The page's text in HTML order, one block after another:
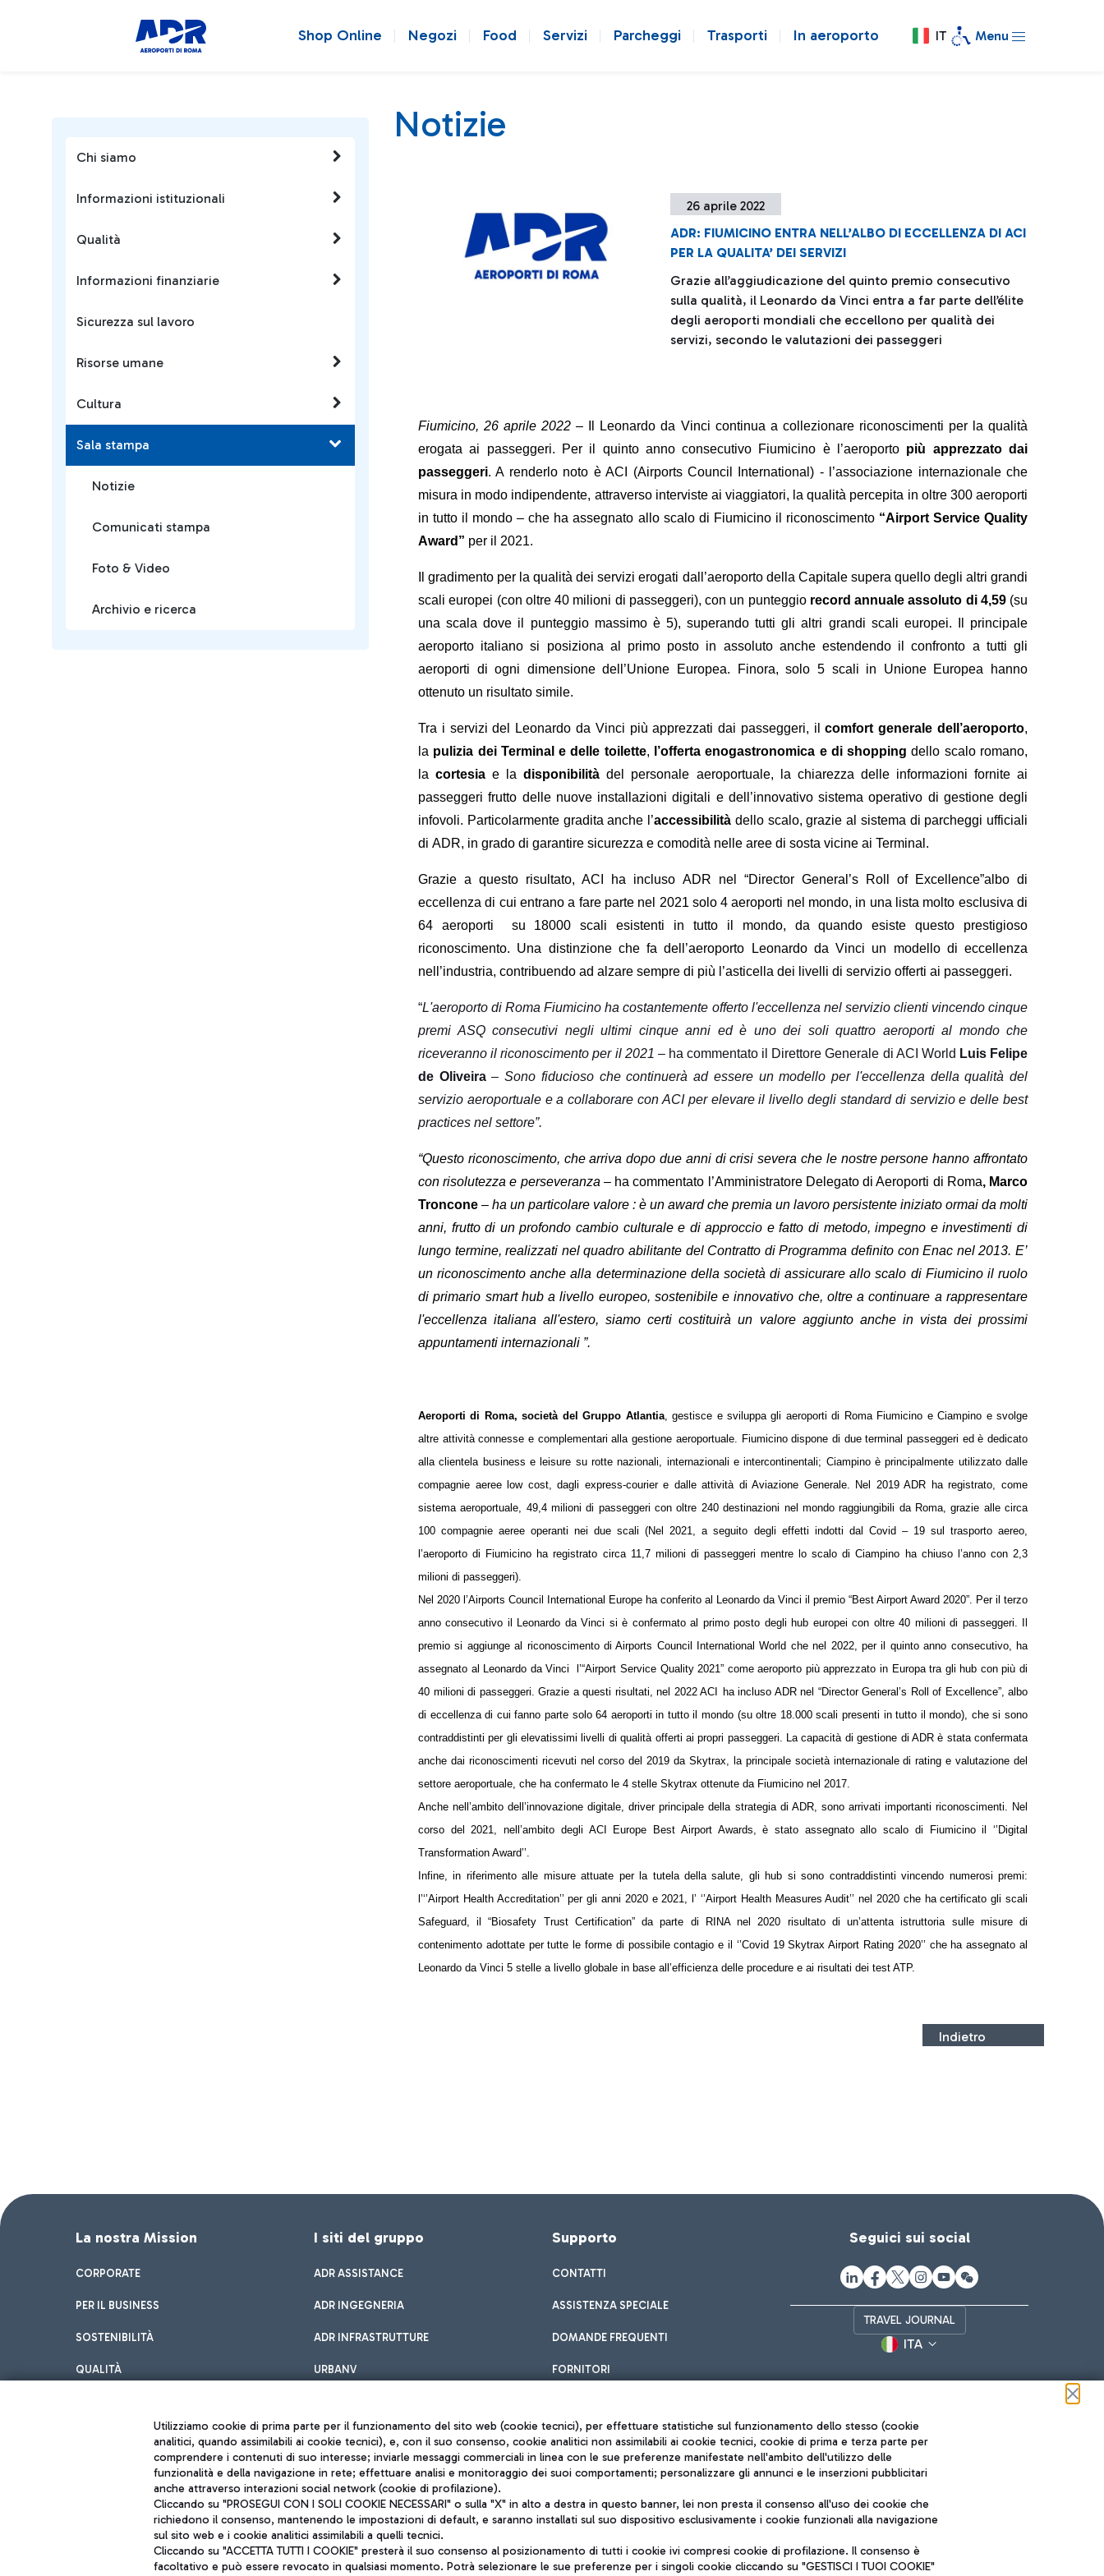
Shop Online Negozi Food Servizi Parcheggi Trasporti In aeroporto IT Menu
Chi siamo
Informazioni istituzionali
Qualità
Informazioni finanziarie
Sicurezza sul lavoro
Risorse umane
Cultura
Sala stampa
Notizie
Comunicati stampa
Foto & Video
Archivio e ricerca
Notizie
26 aprile 2022
ADR: FIUMICINO ENTRA NELL’ALBO DI ECCELLENZA DI ACI
PER LA QUALITA’ DEI SERVIZI
Grazie all’aggiudicazione del quinto premio consecutivo
sulla qualità, il Leonardo da Vinci entra a far parte dell’élite
degli aeroporti mondiali che eccellono per qualità dei
servizi, secondo le valutazioni dei passeggeri
Fiumicino, 26 aprile 2022 – Il Leonardo da Vinci continua a collezionare riconoscimenti per la qualità
erogata ai passeggeri. Per il quinto anno consecutivo Fiumicino è l’aeroporto più apprezzato dai
passeggeri. A renderlo noto è ACI (Airports Council International) - l’associazione internazionale che
misura in modo indipendente, attraverso interviste ai viaggiatori, la qualità percepita in oltre 300 aeroporti
in tutto il mondo – che ha assegnato allo scalo di Fiumicino il riconoscimento “Airport Service Quality
Award” per il 2021.
Il gradimento per la qualità dei servizi erogati dall’aeroporto della Capitale supera quello degli altri grandi
scali europei (con oltre 40 milioni di passeggeri), con un punteggio record annuale assoluto di 4,59 (su
una scala dove il punteggio massimo è 5), superando tutti gli altri grandi scali europei. Il principale
aeroporto italiano si posiziona al primo posto in assoluto anche estendendo il confronto a tutti gli
aeroporti di ogni dimensione dell’Unione Europea. Finora, solo 5 scali in Unione Europea hanno
ottenuto un risultato simile.
Tra i servizi del Leonardo da Vinci più apprezzati dai passeggeri, ilcomfort generale dell’aeroporto,
la pulizia dei Terminal e delle toilette, l’offerta enogastronomica e di shoppingdello scalo romano,
lacortesia e ladisponibilità del personale aeroportuale, la chiarezza delle informazioni fornite ai
passeggeri frutto delle nuove installazioni digitali e dell’innovativo sistema operativo di gestione degli
infovoli. Particolarmente gradita anche l’accessibilità dello scalo, grazie al sistema di parcheggi ufficiali
di ADR, in grado di garantire sicurezza e comodità nelle aree di sosta vicine ai Terminal.
Grazie a questo risultato, ACI ha incluso ADR nel “Director General’s Roll of Excellence”albo di
eccellenza di cui entrano a fare parte nel 2021 solo 4 aeroporti nel mondo, in una lista molto esclusiva di
64 aeroporti su 18000 scali esistenti in tutto il mondo, da quando esiste questo prestigioso
riconoscimento. Una distinzione che fa dell’aeroporto Leonardo da Vinci un modello di eccellenza
nell’industria, contribuendo ad alzare sempre di più l’asticella dei livelli di servizio offerti ai passeggeri.
“L'aeroporto di Roma Fiumicino ha costantemente offerto l'eccellenza nel servizio clienti vincendo cinque
premi ASQ consecutivi negli ultimi cinque anni ed è uno dei soli quattro aeroporti al mondo che
riceveranno il riconoscimento per il 2021 – ha commentato il Direttore Generale di ACI World Luis Felipe
de Oliveira–Sono fiducioso che continuerà ad essere un modello per l'eccellenza della qualità del
servizio aeroportuale e a collaborare con ACI per elevare il livello degli standard di servizio e delle best
practices nel settore”.
“Questo riconoscimento, che arriva dopo due anni di crisi severa che le nostre persone hanno affrontato
con risolutezza e perseveranza – ha commentato l’Amministratore Delegato di Aeroporti di Roma, Marco
Troncone – ha un particolare valore : è un award che premia un lavoro persistente iniziato ormai da molti
anni, frutto di un profondo cambio culturale e di approccio e fatto di metodo, impegno e investimenti di
lungo termine, realizzati nel quadro abilitante del Contratto di Programma definito con Enac nel 2013. E’
un riconoscimento anche alla determinazione della società di assicurare allo scalo di Fiumicino il ruolo
di primario smart hub a livello europeo, sostenibile e innovativo che, oltre a continuare a rappresentare
l'eccellenza italiana all'estero, siamo certi costituirà un valore aggiunto anche in vista dei prossimi
appuntamenti internazionali ”.
Aeroporti di Roma, società del Gruppo Atlantia, gestisce e sviluppa gli aeroporti di Roma Fiumicino e Ciampino e svolge
altre attività connesse e complementari alla gestione aeroportuale. Fiumicino dispone di due terminal passeggeri ed è dedicato
alla clientela business e leisure su rotte nazionali, internazionali e intercontinentali; Ciampino è principalmente utilizzato dalle
compagnie aeree low cost, dagli express-courier e dalle attività di Aviazione Generale. Nel 2019 ADR ha registrato, come
sistema aeroportuale, 49,4 milioni di passeggeri con oltre 240 destinazioni nel mondo raggiungibili da Roma, grazie alle circa
100 compagnie aeree operanti nei due scali (Nel 2021, a seguito degli effetti indotti dal Covid – 19 sul trasporto aereo,
l’aeroporto di Fiumicino ha registrato circa 11,7 milioni di passeggeri mentre lo scalo di Ciampino ha chiuso l’anno con 2,3
milioni di passeggeri).
Nel 2020 l’Airports Council International Europe ha conferito al Leonardo da Vinci il premio “Best Airport Award 2020”. Per il terzo
anno consecutivo il Leonardo da Vinci si è confermato al primo posto degli hub europei con oltre 40 milioni di passeggeri. Il
premio si aggiunge al riconoscimento di Airports Council International World che nel 2022, per il quinto anno consecutivo, ha
assegnato al Leonardo da Vinci l’“Airport Service Quality 2021” come aeroporto più apprezzato in Europa tra gli hub con più di
40 milioni di passeggeri. Grazie a questi risultati, nel 2022 ACI
ha incluso ADR nel “Director General’s Roll of Excellence”, albo
di eccellenza di cui fanno parte solo 64 aeroporti in tutto il mondo (su oltre 18.000 scali presenti in tutto il mondo), che si sono
contraddistinti per gli elevatissimi livelli di qualità offerti ai propri passeggeri. La capacità di gestione di ADR è stata confermata
anche dai riconoscimenti ricevuti nel corso del 2019 da Skytrax, la principale società internazionale di rating e valutazione del
settore aeroportuale, che ha confermato le 4 stelle Skytrax ottenute da Fiumicino nel 2017.
Anche nell’ambito dell’innovazione digitale, driver principale della strategia di ADR, sono arrivati importanti riconoscimenti. Nel
corso del 2021, nell’ambito degli ACI Europe Best Airport Awards, è stato assegnato allo scalo di Fiumicino il ‘’Digital
Transformation Award’’.
Infine, in riferimento alle misure attuate per la tutela della salute, gli hub si sono contraddistinti vincendo numerosi premi:
l’‘’Airport Health Accreditation’’ per gli anni 2020 e 2021, l’ ‘’Airport Health Measures Audit’’ nel 2020 che ha certificato gli scali
Safeguard, il “Biosafety Trust Certification” da parte di RINA nel 2020 risultato di un’attenta istruttoria sulle misure di
contenimento adottate per tutte le forme di possibile contagio e il ‘’Covid 19 Skytrax Airport Rating 2020’’ che ha assegnato al
Leonardo da Vinci 5 stelle a livello globale in base all’efficienza delle procedure e ai risultati dei test ATP.
Indietro
La nostra Mission
CORPORATE
PER IL BUSINESS
SOSTENIBILITÀ
QUALITÀ
I siti del gruppo
ADR ASSISTANCE
ADR INGEGNERIA
ADR INFRASTRUTTURE
URBANV
Supporto
CONTATTI
ASSISTENZA SPECIALE
DOMANDE FREQUENTI
FORNITORI
Seguici sui social
TRAVEL JOURNAL
ITA
Aeroporti di Roma S.p.A. - Società soggetta a direzione e coordinamento di Mundys S.p.A.
Codice fiscale e Registro delle Imprese di Roma 13032990155 P. IVA 06572251004
Capitale sociale 62.224.743,00 int. vers.
Note legali
Mappa sito
Accessibilità
Roma FCO
L'aeroporto stellato
QUALITÀ SOSTENIBILITÀ INNOVAZIONE
Utilizziamo cookie di prima parte per il funzionamento del sito web (cookie tecnici), per effettuare statistiche sul funzionamento dello stesso (cookie
analitici, quando assimilabili ai cookie tecnici), e, con il suo consenso, cookie analitici non assimilabili ai cookie tecnici, cookie di prima e terza parte per
comprendere i contenuti di suo interesse; inviarle messaggi commerciali in linea con le sue preferenze manifestate nell'ambito dell'utilizzo delle
funzionalità e della navigazione in rete; effettuare analisi e monitoraggio dei suoi comportamenti; personalizzare gli annunci e le inserzioni pubblicitari
anche attraverso interazioni social network (cookie di profilazione).
Cliccando su "PROSEGUI CON I SOLI COOKIE NECESSARI" o sulla "X" in alto a destra in questo banner, lei non presta il consenso all'uso dei cookie che
richiedono il consenso, mantenendo le impostazioni di default, e saranno installati sul suo dispositivo esclusivamente i cookie funzionali alla navigazione
sul sito web e i cookie analitici assimilabili a quelli tecnici.
Cliccando su "ACCETTA TUTTI I COOKIE" presterà il suo consenso al posizionamento di tutti i cookie ivi compresi cookie di profilazione. Il consenso è
facoltativo e può essere revocato in qualsiasi momento. Potrà selezionare le sue preferenze per i singoli cookie cliccando su "GESTISCI I TUOI COOKIE"